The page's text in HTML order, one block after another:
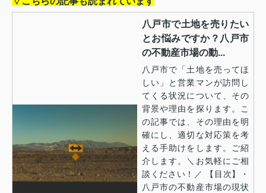
八戸市で土地を売りたい
とお悩みですか？八戸市
の不動産市場の動...
八戸市で「土地を売ってほ
しい」と営業マンが訪問し
てくる状況について、その
背景や理由を探ります。こ
の記事では、その理由を明
確にし、適切な対応策を考
える手助けをします。ご紹
介します。＼お気軽にご相
談ください！／ 【目次】・
八戸市の不動産市場の現状